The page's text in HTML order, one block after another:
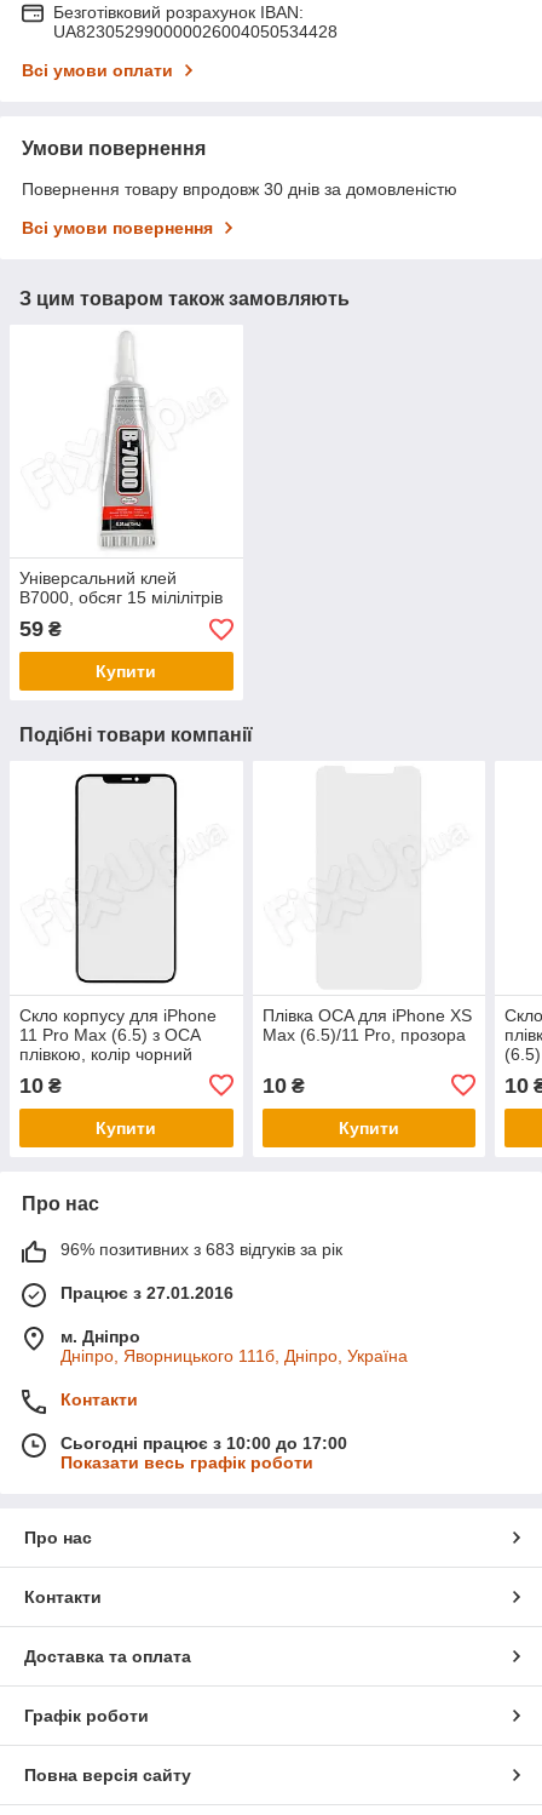
Безготівковий розрахунок IBAN:
UA823052990000026004050534428
Всі умови оплати
Умови повернення
Повернення товару впродовж 30 днів за домовленістю
Всі умови повернення
З цим товаром також замовляють
Універсальний клей
B7000, обсяг 15 мілілітрів
59 ₴
Купити
Подібні товари компанії
Скло корпусу для iPhone
11 Pro Max (6.5) з OCA
плівкою, колір чорний
10 ₴
Купити
Плівка OCA для iPhone XS
Max (6.5)/11 Pro, прозора
10₴
Купити
10
Про нас
96% позитивних з 683 відгуків за рік
Працює з 27.01.2016
м. Дніпро
Дніпро, Яворницького 111б, Дніпро, Україна
Контакти
Сьогодні працює з 10:00 до 17:00
Показати весь графік роботи
Про нас
Контакти
Доставка та оплата
Графік роботи
Повна версія сайту